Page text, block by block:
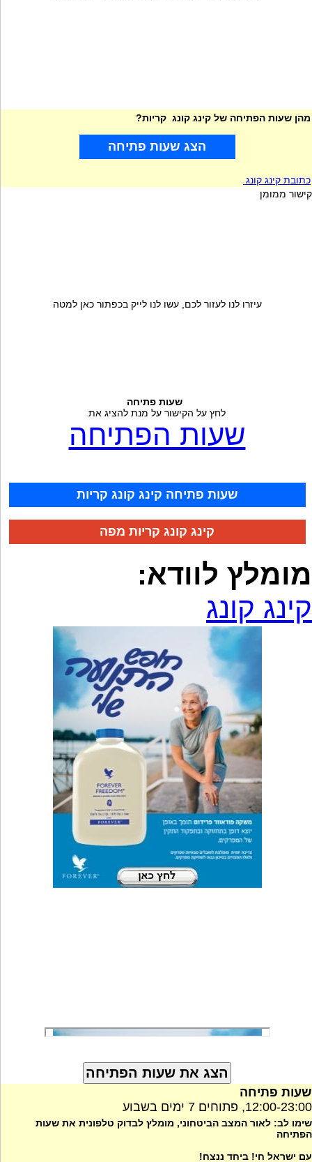
מהן שעות הפתיחה של קינג קונג קריות?
הצג שעות פתיחה
כתובת קינג קונג
קישור ממומן
עיזרו לנו לעזור לכם, עשו לנו לייק בכפתור כאן למטה
שעות פתיחה
לחץ על הקישור על מנת להציג את
שעות הפתיחה
שעות פתיחה קינג קונג קריות
קינג קונג קריות מפה
מומלץ לוודא:
קינג קונג
שעות פתיחה
12:00-23:00, פתוחים 7 ימים בשבוע
שימו לב: לאור המצב הביטחוני, מומלץ לבדוק טלפונית את שעות
הפתיחה
עם ישראל חי! ביחד ננצח!